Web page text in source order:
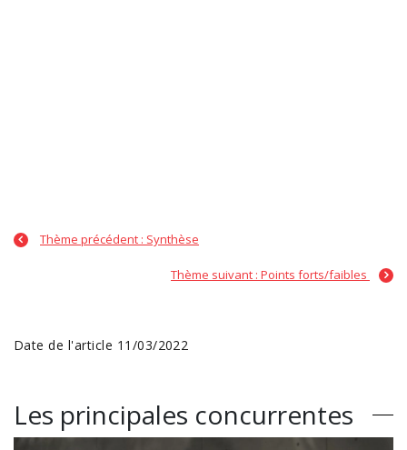
Thème précédent : Synthèse
Thème suivant : Points forts/faibles
Date de l'article 11/03/2022
Les principales concurrentes